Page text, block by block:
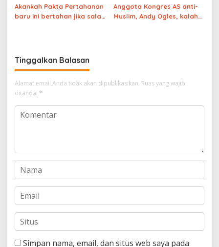
Akankah Pakta Pertahanan
baru ini bertahan jika salah
Anggota Kongres AS anti-
Muslim, Andy Ogles, kalah
Tinggalkan Balasan
Alamat email Anda tidak akan dipublikasikan. Ruas yang wajib
ditandai *
Simpan nama, email, dan situs web saya pada